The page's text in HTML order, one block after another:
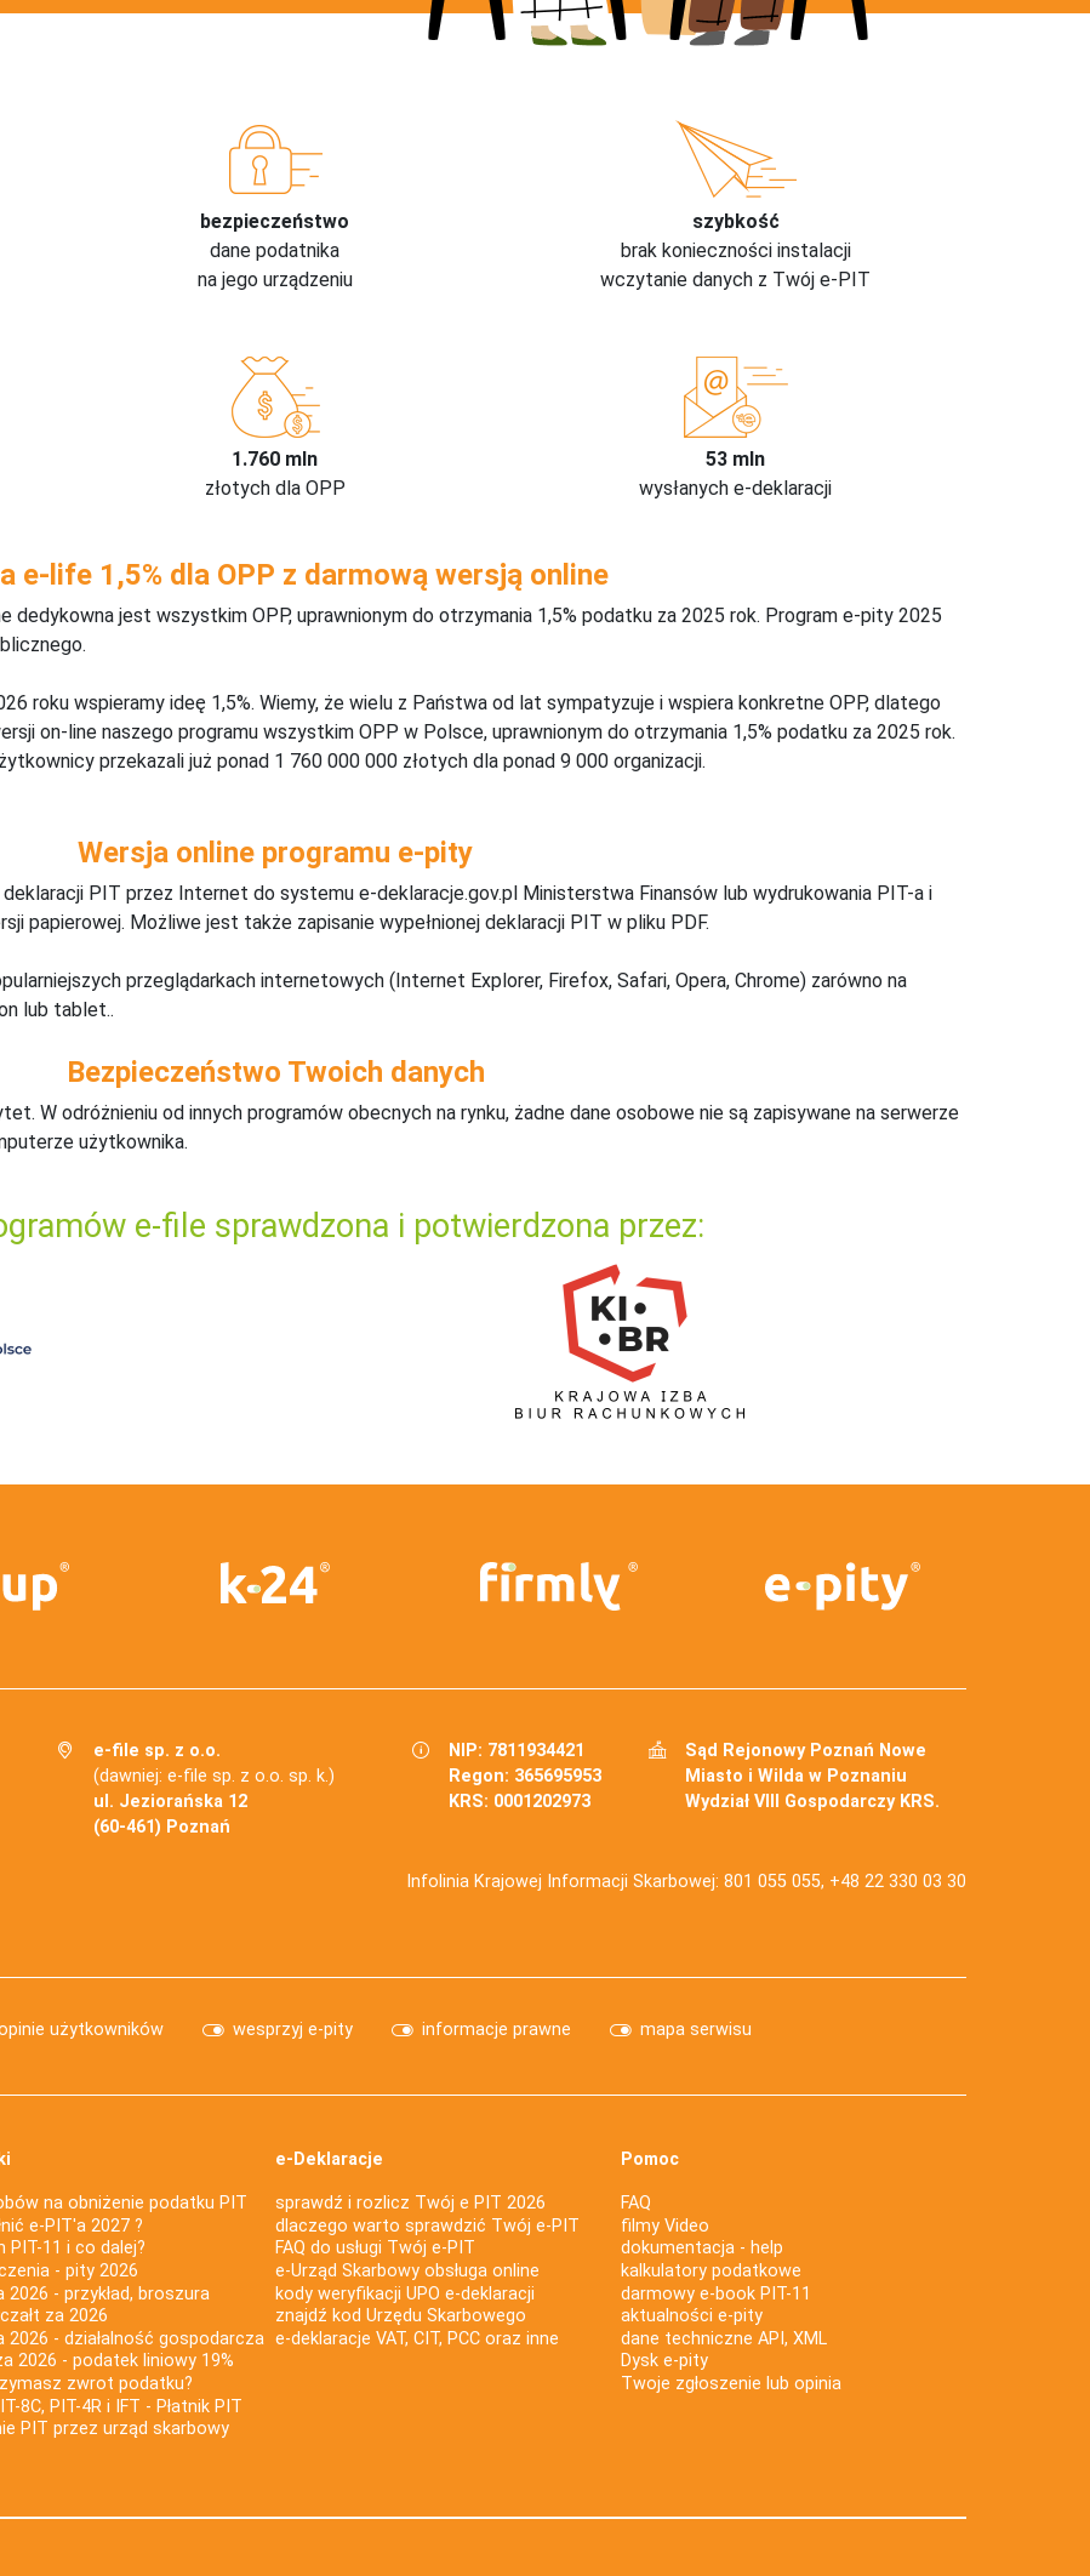
bezpieczeństwo
dane podatnika
na jego urządzeniu
szybkość
brak konieczności instalacji
wczytanie danych z Twój e-PIT
1.760 mln
złotych dla OPP
53 mln
wysłanych e-deklaracji
e-life 1,5% dla OPP z darmową wersją online
dedykowna jest wszystkim OPP, uprawnionym do otrzymania 1,5% podatku za 2025 rok. Program e-pity 2025
roku wspieramy ideę 1,5%. Wiemy, że wielu z Państwa od lat sympatyzuje i wspiera konkretne OPP, dlatego
on-line naszego programu wszystkim OPP w Polsce, uprawnionym do otrzymania 1,5% podatku za 2025 rok.
przekazali już ponad 1 760 000 000 złotych dla ponad 9 000 organizacji.
Wersja online programu e-pity
PIT przez Internet do systemu e-deklaracje.gov.pl Ministerstwa Finansów lub wydrukowania PIT-a i
papierowej. Możliwe jest także zapisanie wypełnionej deklaracji PIT w pliku PDF.
przeglądarkach internetowych (Internet Explorer, Firefox, Safari, Opera, Chrome) zarówno na
lub tablet..
Bezpieczeństwo Twoich danych
W odróżnieniu od innych programów obecnych na rynku, żadne dane osobowe nie są zapisywane na serwerze
użytkownika.
e-file sprawdzona i potwierdzona przez:
e-file sp. z o.o.
(dawniej: e-file sp. z o.o. sp. k.)
ul. Jeziorańska 12
(60-461) Poznań
NIP: 7811934421
Regon: 365695953
KRS: 0001202973
Sąd Rejonowy Poznań Nowe
Miasto i Wilda w Poznaniu
Wydział VIII Gospodarczy KRS.
Infolinia Krajowej Informacji Skarbowej: 801 055 055, +48 22 330 03 30
użytkowników wesprzyj e-pity informacje prawne mapa serwisu
na obniżenie podatku PIT
e-PIT'a 2027 ?
PIT-11 i co dalej?
- pity 2026
2026 - przykład, broszura
za 2026
2026 - działalność gospodarcza
2026 - podatek liniowy 19%
zwrot podatku?
8C, PIT-4R i IFT - Płatnik PIT
PIT przez urząd skarbowy
e-Deklaracje
sprawdź i rozlicz Twój e PIT 2026
dlaczego warto sprawdzić Twój e-PIT
FAQ do usługi Twój e-PIT
e-Urząd Skarbowy obsługa online
kody weryfikacji UPO e-deklaracji
znajdź kod Urzędu Skarbowego
e-deklaracje VAT, CIT, PCC oraz inne
Pomoc
FAQ
filmy Video
dokumentacja - help
kalkulatory podatkowe
darmowy e-book PIT-11
aktualności e-pity
dane techniczne API, XML
Dysk e-pity
Twoje zgłoszenie lub opinia